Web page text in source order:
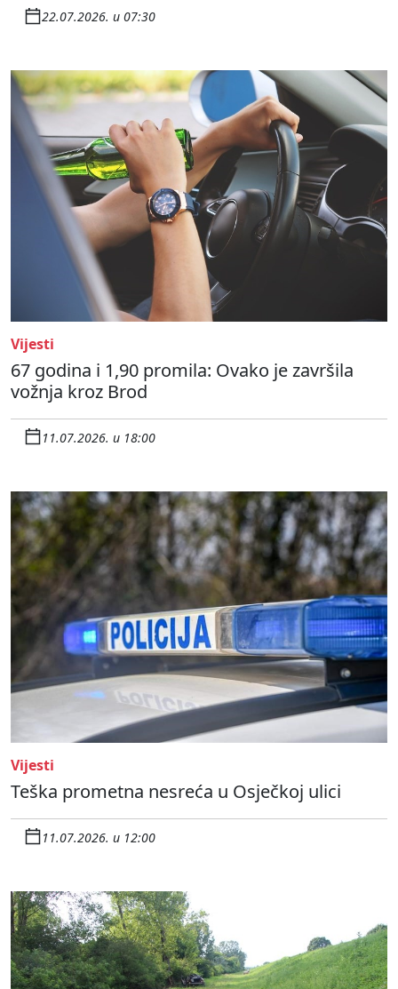
22.07.2026. u 07:30
Vijesti
67 godina i 1,90 promila: Ovako je završila
vožnja kroz Brod
11.07.2026. u 18:00
Vijesti
Teška prometna nesreća u Osječkoj ulici
11.07.2026. u 12:00